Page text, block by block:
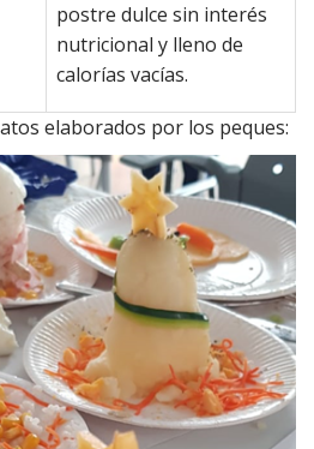
postre dulce sin interés
nutricional y lleno de
calorías vacías.
elaborados por los peques: